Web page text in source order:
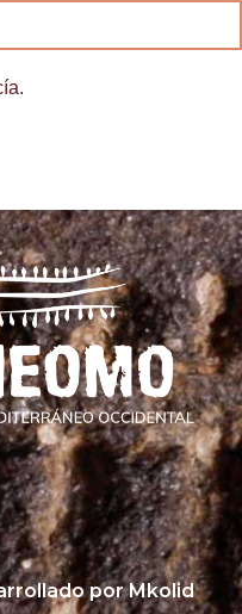
por Mkolid